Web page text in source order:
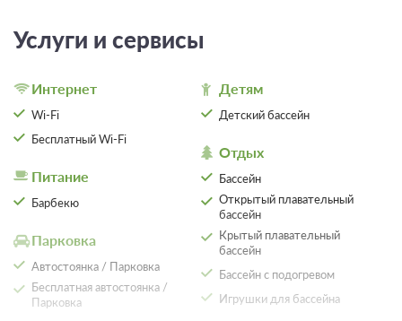
5 фото
Полулюкс Подробнее
Телевизор
Услуги и сервисы
Интернет
Wi-Fi
Бесплатный Wi-Fi
Питание
Барбекю
Парковка
Автостоянка / Парковка
Бесплатная автостоянка /
Парковка
Детям
Детский бассейн
Отдых
Бассейн
Открытый плавательный
бассейн
Крытый плавательный
бассейн
Бассейн с подогревом
Игрушки для бассейна